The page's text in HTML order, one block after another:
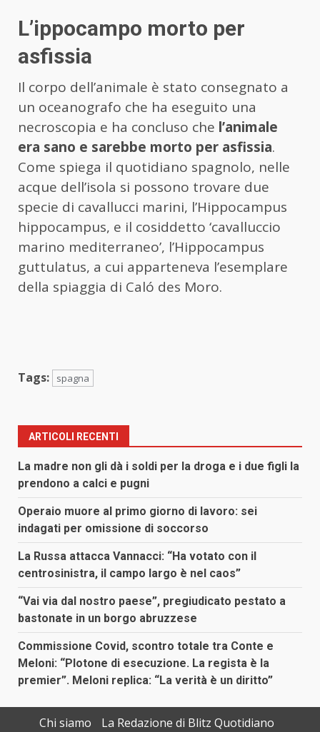
L’ippocampo morto per
asfissia
Il corpo dell’animale è stato consegnato a
un oceanografo che ha eseguito una
necroscopia e ha concluso che l’animale
era sano e sarebbe morto per asfissia.
Come spiega il quotidiano spagnolo, nelle
acque dell’isola si possono trovare due
specie di cavallucci marini, l’Hippocampus
hippocampus, e il cosiddetto ‘cavalluccio
marino mediterraneo’, l’Hippocampus
guttulatus, a cui apparteneva l’esemplare
della spiaggia di Caló des Moro.
Tags: spagna
ARTICOLI RECENTI
La madre non gli dà i soldi per la droga e i due figli la
prendono a calci e pugni
Operaio muore al primo giorno di lavoro: sei
indagati per omissione di soccorso
La Russa attacca Vannacci: “Ha votato con il
centrosinistra, il campo largo è nel caos”
“Vai via dal nostro paese”, pregiudicato pestato a
bastonate in un borgo abruzzese
Commissione Covid, scontro totale tra Conte e
Meloni: “Plotone di esecuzione. La regista è la
premier”. Meloni replica: “La verità è un diritto”
Chi siamo
La Redazione di Blitz Quotidiano